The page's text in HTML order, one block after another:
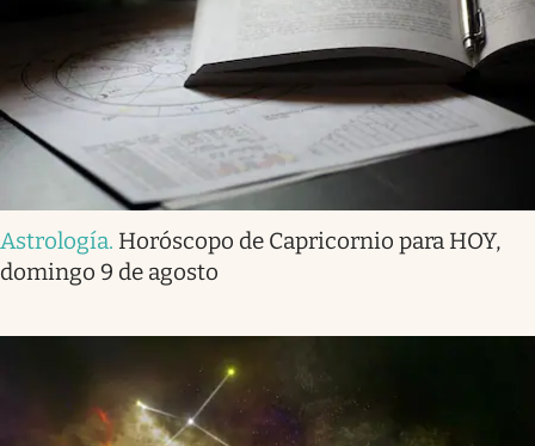
Astrología. Horóscopo de Capricornio para HOY,
domingo 9 de agosto